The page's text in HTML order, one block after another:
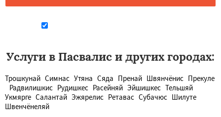
Услуги в Пасвалис и других городах:
Трошкунай Симнас Утяна Сяда Пренай Швянчёнис Прекуле
Радвилишкис Рудишкес Расейняй Эйшишкес Тельшяй
Укмярге Салантай Эжярелис Ретавас Субачюс Шилуте
Швенчёнеляй